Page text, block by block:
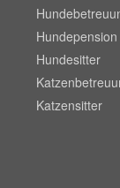
Hundepension
Hundesitter
Katzensitter